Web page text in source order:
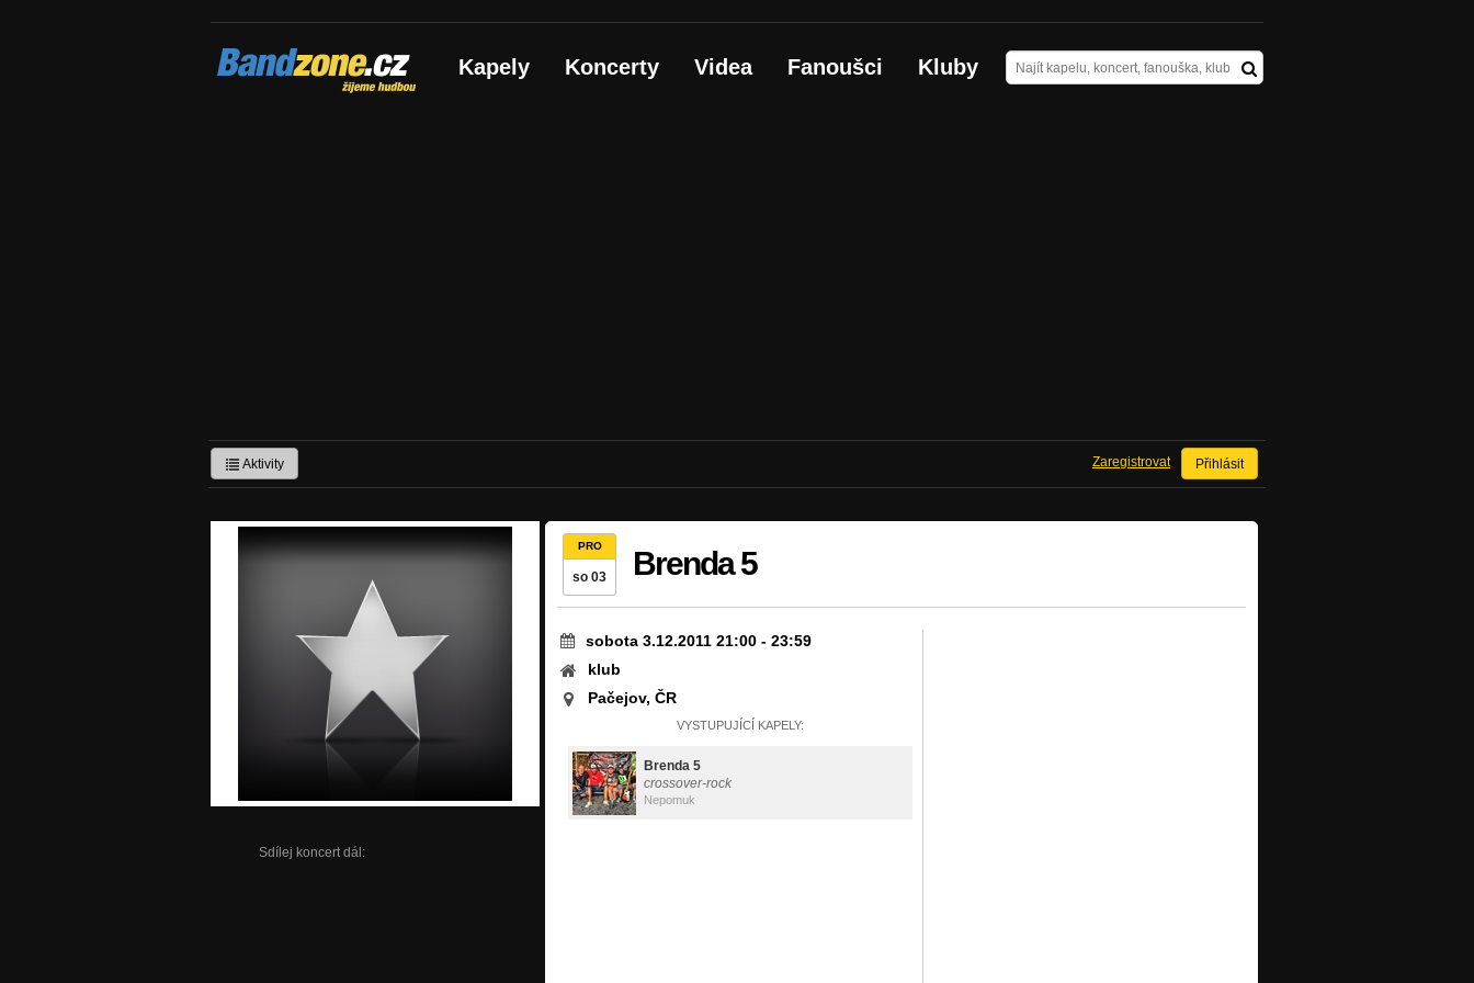
Bandzone.cz
žijeme hudbou Kapely Koncerty Videa Fanoušci Kluby
Aktivity Přihlásit
Zaregistrovat
Sdílej koncert dál:
PRO
so 03 Brenda 5
sobota 3.12.2011 21:00 - 23:59
klub
Pačejov, ČR
VYSTUPUJÍCÍ KAPELY:
Brenda 5
crossover-rock
Nepomuk